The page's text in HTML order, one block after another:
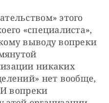
этого
«специалиста»,
выводу вопреки
никаких
нет вообще,
вопреки